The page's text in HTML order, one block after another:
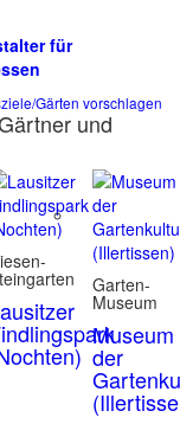
für
Gärten vorschlagen
und
Garten-
Museum
Museum
der